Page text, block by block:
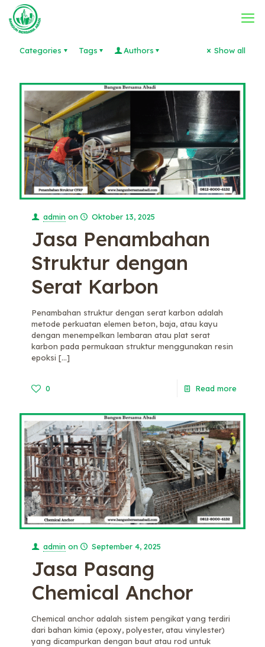
Categories Tags Authors Show all
admin on Oktober 13, 2025
Jasa Penambahan
Struktur dengan
Serat Karbon
Penambahan struktur dengan serat karbon adalah
metode perkuatan elemen beton, baja, atau kayu
dengan menempelkan lembaran atau plat serat
karbon pada permukaan struktur menggunakan resin
epoksi […]
0 Read more
admin on September 4, 2025
Jasa Pasang
Chemical Anchor
Chemical anchor adalah sistem pengikat yang terdiri
dari bahan kimia (epoxy, polyester, atau vinylester)
yang dicampurkan dengan baut atau rod untuk